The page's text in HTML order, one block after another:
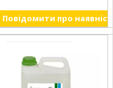
Повідомити про